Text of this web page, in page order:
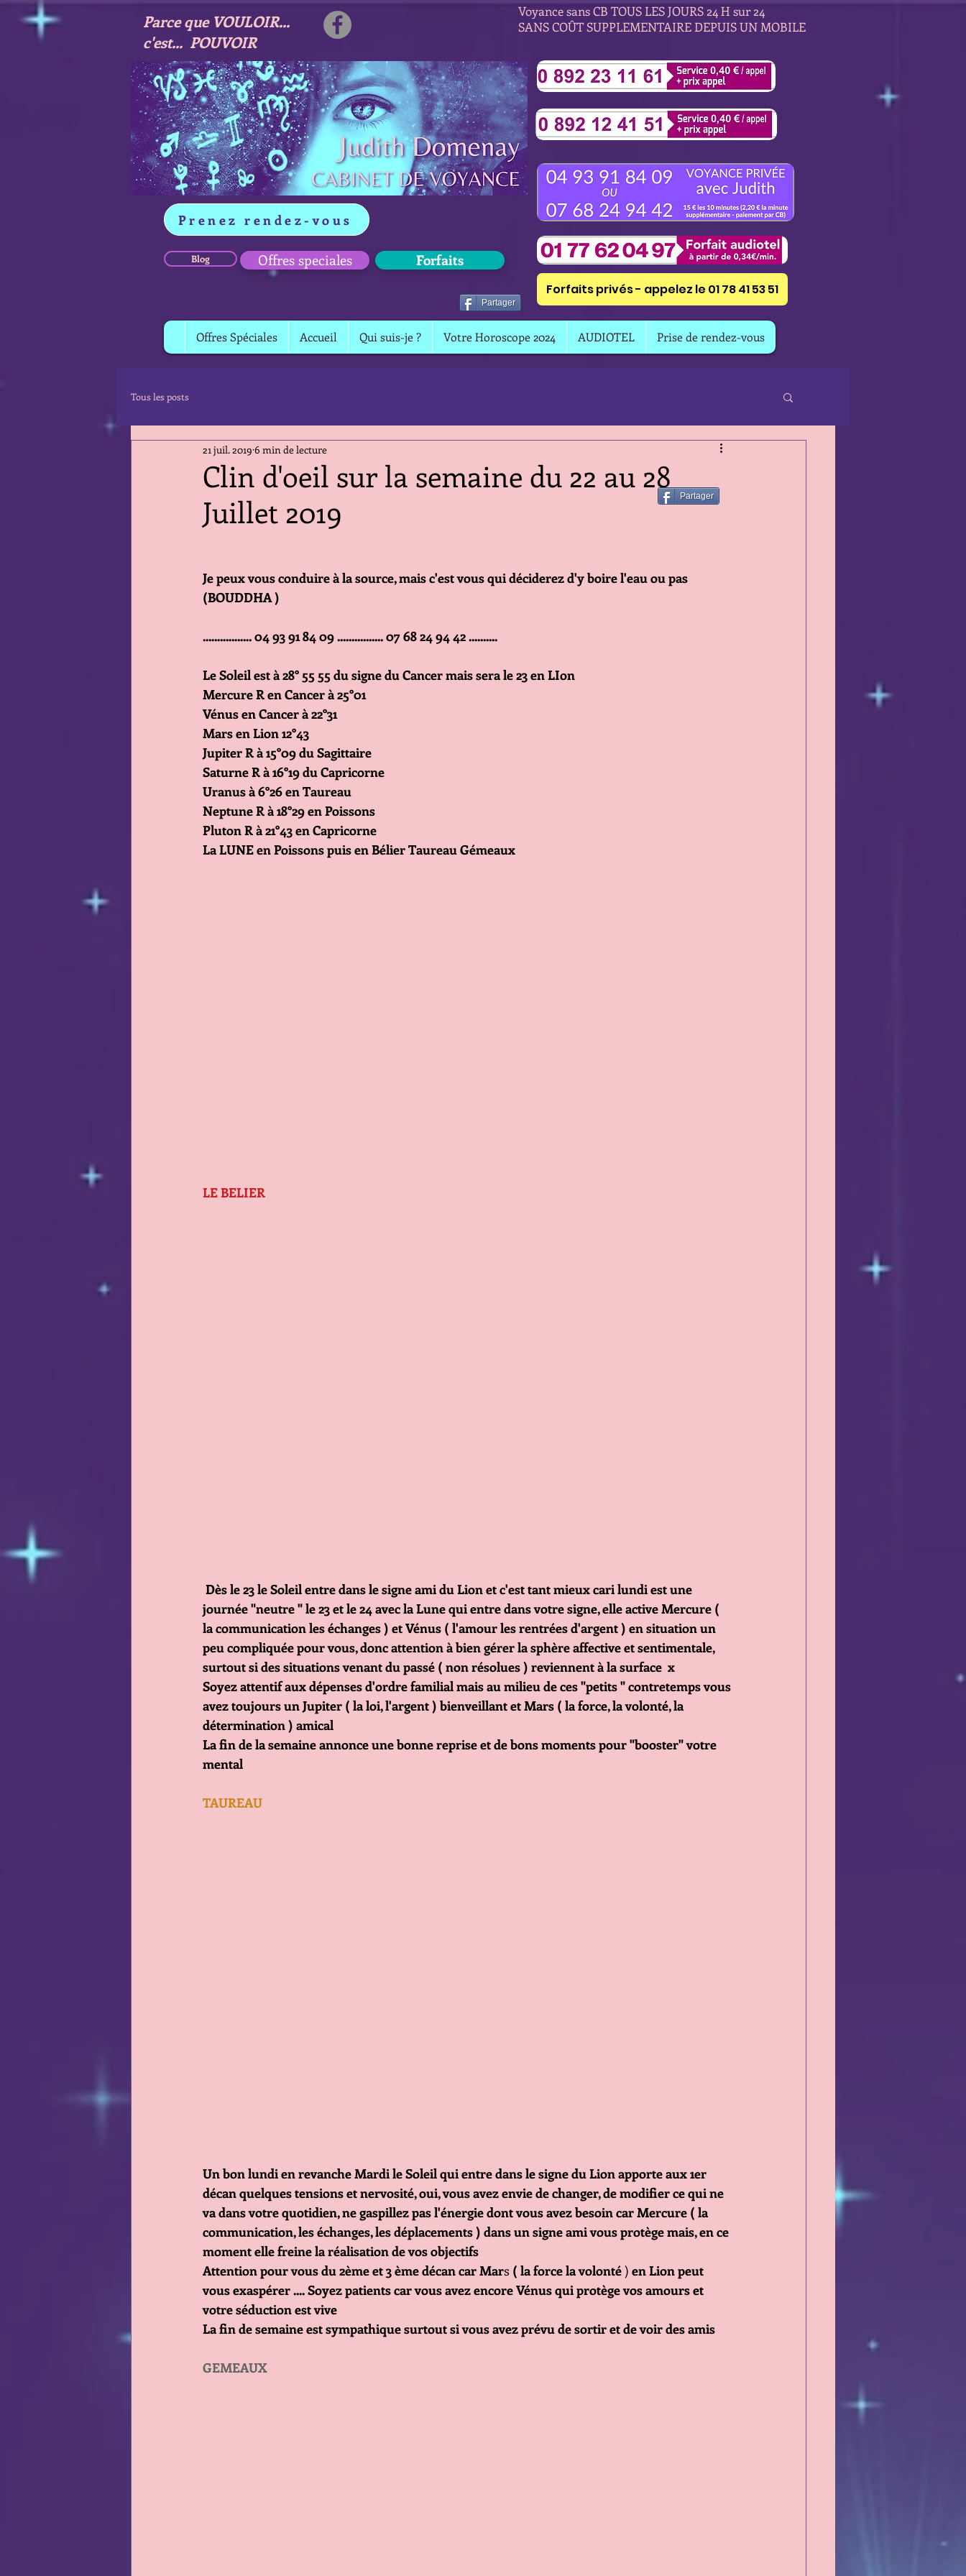
Voyance sans CB TOUS LES JOURS 24 H sur 24
SANS COÛT SUPPLEMENTAIRE DEPUIS UN MOBILE
Parce que VOULOIR...
c'est... POUVOIR
Prenez rendez-vous
Blog Offres speciales Forfaits
Partager
Forfaits privés - appelez le 01 78 41 53 51
Offres Spéciales Accueil Qui suis-je ? Votre Horoscope 2024 AUDIOTEL Prise de rendez-vous
Tous les posts
Clin d'oeil sur la semaine du 22 au 28
Juillet 2019
21 juil. 2019 6 min de lecture
Je peux vous conduire à la source, mais c'est vous qui déciderez d'y boire l'eau ou pas
(BOUDDHA )
................. 04 93 91 84 09 ................ 07 68 24 94 42 ..........
Le Soleil est à 28° 55 55 du signe du Cancer mais sera le 23 en LIon
Mercure R en Cancer à 25°01
Vénus en Cancer à 22°31
Mars en Lion 12°43
Jupiter R à 15°09 du Sagittaire
Saturne R à 16°19 du Capricorne
Uranus à 6°26 en Taureau
Neptune R à 18°29 en Poissons
Pluton R à 21°43 en Capricorne
La LUNE en Poissons puis en Bélier Taureau Gémeaux
LE BELIER
Dès le 23 le Soleil entre dans le signe ami du Lion et c'est tant mieux cari lundi est une
journée "neutre " le 23 et le 24 avec la Lune qui entre dans votre signe, elle active Mercure (
la communication les échanges ) et Vénus ( l'amour les rentrées d'argent ) en situation un
peu compliquée pour vous, donc attention à bien gérer la sphère affective et sentimentale,
surtout si des situations venant du passé ( non résolues ) reviennent à la surface  x
Soyez attentif aux dépenses d'ordre familial mais au milieu de ces "petits " contretemps vous
avez toujours un Jupiter ( la loi, l'argent ) bienveillant et Mars ( la force, la volonté, la
détermination ) amical
La fin de la semaine annonce une bonne reprise et de bons moments pour "booster" votre
mental
TAUREAU
Un bon lundi en revanche Mardi le Soleil qui entre dans le signe du Lion apporte aux 1er
décan quelques tensions et nervosité, oui, vous avez envie de changer, de modifier ce qui ne
va dans votre quotidien, ne gaspillez pas l'énergie dont vous avez besoin car Mercure ( la
communication, les échanges, les déplacements ) dans un signe ami vous protège mais, en ce
moment elle freine la réalisation de vos objectifs
Attention pour vous du 2ème et 3 ème décan car Mars ( la force la volonté ) en Lion peut
vous exaspérer .... Soyez patients car vous avez encore Vénus qui protège vos amours et
votre séduction est vive
La fin de semaine est sympathique surtout si vous avez prévu de sortir et de voir des amis
GEMEAUX
Partager